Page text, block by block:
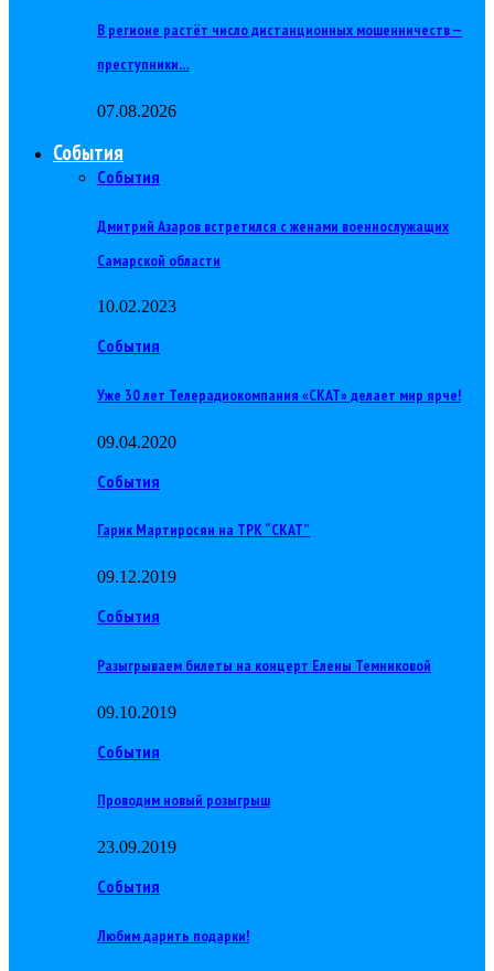
В регионе растёт число дистанционных мошенничеств —
преступники…
07.08.2026
События
События
Дмитрий Азаров встретился с женами военнослужащих
Самарской области
10.02.2023
События
Уже 30 лет Телерадиокомпания «СКАТ» делает мир ярче!
09.04.2020
События
Гарик Мартиросян на ТРК “СКАТ”
09.12.2019
События
Разыгрываем билеты на концерт Елены Темниковой
09.10.2019
События
Проводим новый розыгрыш
23.09.2019
События
Любим дарить подарки!